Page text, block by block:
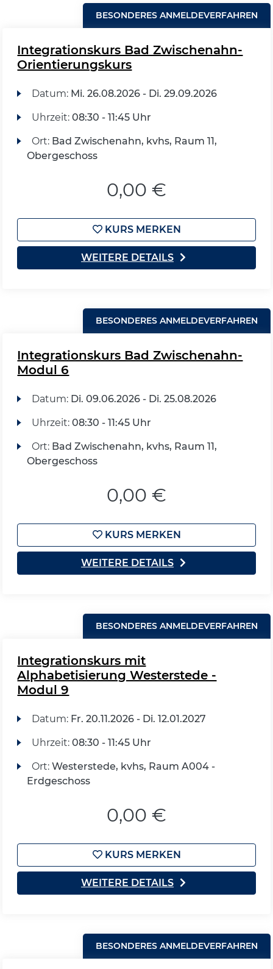
BESONDERES ANMELDEVERFAHREN
Integrationskurs Bad Zwischenahn-
Orientierungskurs
Datum: Mi. 26.08.2026 - Di. 29.09.2026
Uhrzeit: 08:30 - 11:45 Uhr
Ort: Bad Zwischenahn, kvhs, Raum 11,
Obergeschoss
0,00 €
KURS MERKEN
WEITERE DETAILS
BESONDERES ANMELDEVERFAHREN
Integrationskurs Bad Zwischenahn-
Modul 6
Datum: Di. 09.06.2026 - Di. 25.08.2026
Uhrzeit: 08:30 - 11:45 Uhr
Ort: Bad Zwischenahn, kvhs, Raum 11,
Obergeschoss
0,00 €
KURS MERKEN
WEITERE DETAILS
BESONDERES ANMELDEVERFAHREN
Integrationskurs mit
Alphabetisierung Westerstede -
Modul 9
Datum: Fr. 20.11.2026 - Di. 12.01.2027
Uhrzeit: 08:30 - 11:45 Uhr
Ort: Westerstede, kvhs, Raum A004 -
Erdgeschoss
0,00 €
KURS MERKEN
WEITERE DETAILS
BESONDERES ANMELDEVERFAHREN